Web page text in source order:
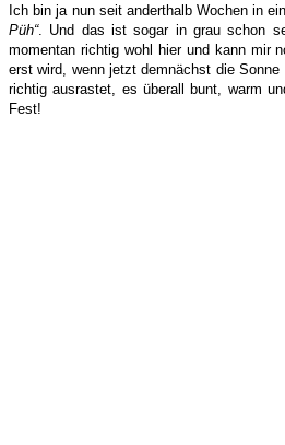
Ich bin ja nun seit anderthalb Wochen in
Püh“. Und das ist sogar in grau schon
momentan richtig wohl hier und kann mir
erst wird, wenn jetzt demnächst die
richtig ausrastet, es überall bunt, warm
Fest!